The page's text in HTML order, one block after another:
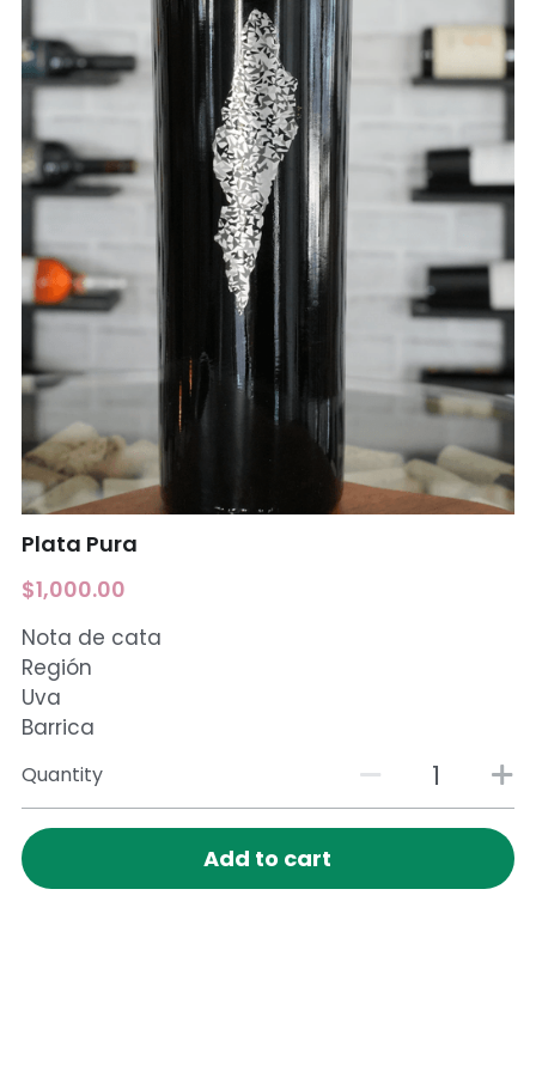
Plata Pura
$1,000.00
Nota de cata
Región
Uva
Barrica
Quantity
Add to cart